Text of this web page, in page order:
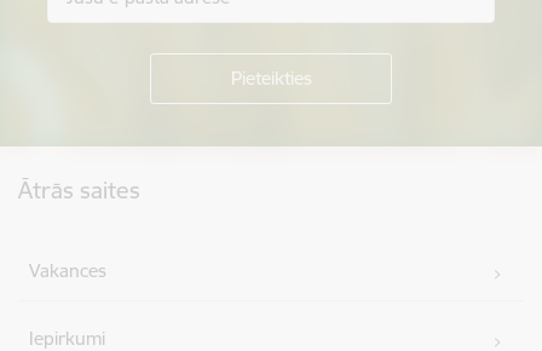
Ātrās saites
Vakances
Iepirkumi